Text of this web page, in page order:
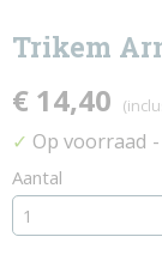
Trikem
€ 14,40
✓ Op voorraad
Aantal